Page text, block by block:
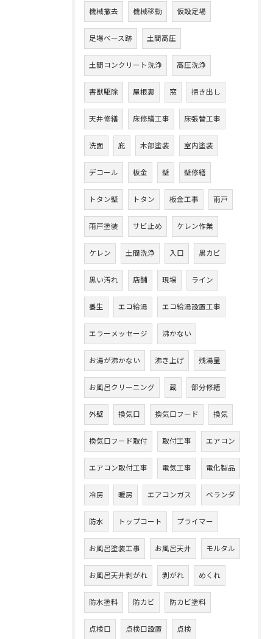
機械撤去 機械移動 仮設足場
足場ベース跡 土間高圧
土間コンクリート洗浄 高圧洗浄
害獣駆除 屋根裏 窓 掃き出し
天井修繕 床修繕工事 床張替工事
洗面 庇 木部塗装 室内塗装
デコール 板金 壁 壁修繕
トタン壁 トタン 板金工事 雨戸
雨戸塗装 サビ止め ケレン作業
ケレン 土間洗浄 入口 黒カビ
黒い汚れ 店舗 現場 ライン
養生 エコ給湯 エコ給湯設置工事
エラーメッセージ 沸かない
お湯が沸かない 沸き上げ 残湯量
お風呂クリーニング 蔵 部分修繕
外壁 換気口 換気口フード 換気
換気口フード取付 取付工事 エアコン
エアコン取付工事 電気工事 電化製品
冷房 暖房 エアコンガス ベランダ
防水 トップコート プライマー
お風呂塗装工事 お風呂天井 モルタル
お風呂天井剥がれ 剥がれ めくれ
防水塗料 防カビ 防カビ塗料
点検口 点検口設置 点検